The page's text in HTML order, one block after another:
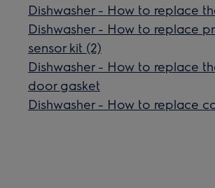
Dishwasher - How to replace
Dishwasher - How to replace
sensor kit (2)
Dishwasher - How to replace
door gasket
Dishwasher - How to replace